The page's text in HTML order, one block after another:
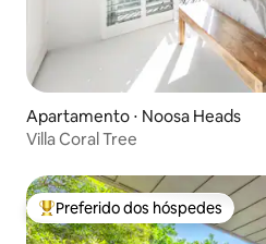
Apartamento ⋅ Noosa Heads
Villa Coral Tree
Entre os melhores preferidos
Preferido dos hóspedes